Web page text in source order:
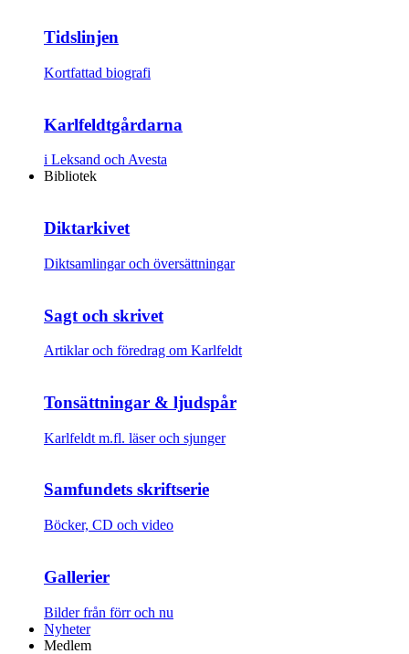
Tidslinjen
Kortfattad biografi
Karlfeldtgårdarna
i Leksand och Avesta
Bibliotek
Diktarkivet
Diktsamlingar och översättningar
Sagt och skrivet
Artiklar och föredrag om Karlfeldt
Tonsättningar & ljudspår
Karlfeldt m.fl. läser och sjunger
Samfundets skriftserie
Böcker, CD och video
Gallerier
Bilder från förr och nu
Nyheter
Medlem